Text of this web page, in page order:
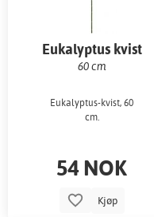
Eukalyptus kvist
60 cm
Eukalyptus-kvist, 60
cm.
54 NOK
Kjøp